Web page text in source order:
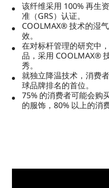
该纤维采用 100% 再生
准（GRS）认证。
COOLMAX® 技术的湿
效。
在对标杆管理的研究中
品，采用 COOLMAX®
秀。
就独立降温技术，消费
球品牌排名的首位。
75% 的消费者可能会购
的服饰，80% 以上的消